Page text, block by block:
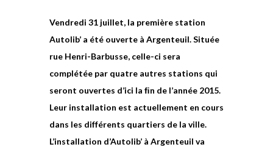
Vendredi 31 juillet, la première station
Autolib’ a été ouverte à Argenteuil. Située
rue Henri-Barbusse, celle-ci sera
complétée par quatre autres stations qui
seront ouvertes d’ici la ﬁn de l’année 2015.
Leur installation est actuellement en cours
dans les différents quartiers de la ville.
L’installation d’Autolib’ à Argenteuil va